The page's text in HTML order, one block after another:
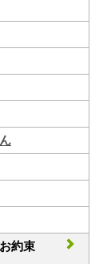
約束